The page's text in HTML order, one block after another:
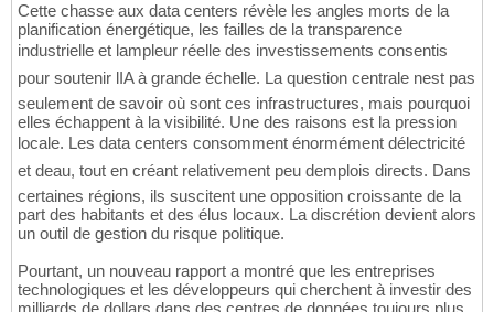
Cette chasse aux data centers révèle les angles morts de la
planification énergétique, les failles de la transparence
industrielle et lampleur réelle des investissements consentis
pour soutenir lIA à grande échelle. La question centrale nest pas
seulement de savoir où sont ces infrastructures, mais pourquoi
elles échappent à la visibilité. Une des raisons est la pression
locale. Les data centers consomment énormément délectricité
et deau, tout en créant relativement peu demplois directs. Dans
certaines régions, ils suscitent une opposition croissante de la
part des habitants et des élus locaux. La discrétion devient alors
un outil de gestion du risque politique.
Pourtant, un nouveau rapport a montré que les entreprises
technologiques et les développeurs qui cherchent à investir des